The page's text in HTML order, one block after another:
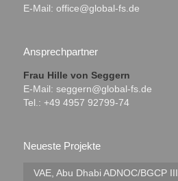
E-Mail: office@global-fs.de
Ansprechpartner
Frau Hille von Seggern
E-Mail: seggern@global-fs.de
Tel.: +49 4957 92799-74
Neueste Projekte
VAE, Abu Dhabi ADNOC/BGCP III